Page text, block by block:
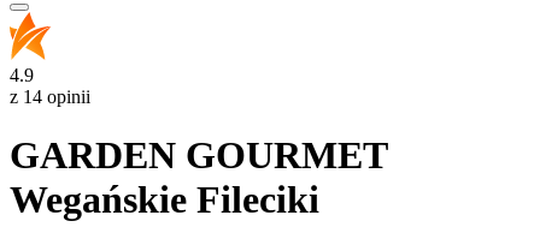
4.9
z 14 opinii
GARDEN GOURMET
Wegańskie Fileciki